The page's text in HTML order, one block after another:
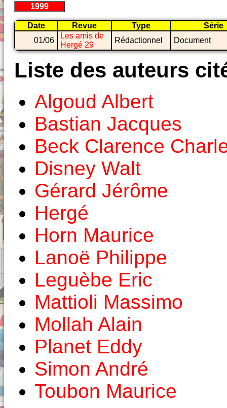
1999
Date Revue Type
Série
01/06
Les amis de
Hergé 29
Rédactionnel Document
Liste des auteurs
Algoud Albert
Bastian Jacques
Beck Clarence
Disney Walt
Gérard Jérôme
Hergé
Horn Maurice
Lanoë Philippe
Leguèbe Eric
Mattioli Massimo
Mollah Alain
Planet Eddy
Simon André
Toubon Maurice